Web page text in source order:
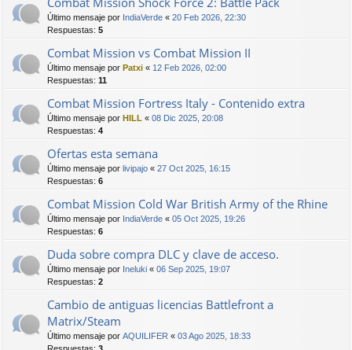
Último mensaje por IndiaVerde « 20 Feb 2026, 22:30
Respuestas: 5
Combat Mission vs Combat Mission II
Último mensaje por Patxi « 12 Feb 2026, 02:00
Respuestas: 11
Combat Mission Fortress Italy - Contenido extra
Último mensaje por HILL « 08 Dic 2025, 20:08
Respuestas: 4
Ofertas esta semana
Último mensaje por livipajo « 27 Oct 2025, 16:15
Respuestas: 6
Combat Mission Cold War British Army of the Rhine
Último mensaje por IndiaVerde « 05 Oct 2025, 19:26
Respuestas: 6
Duda sobre compra DLC y clave de acceso.
Último mensaje por Ineluki « 06 Sep 2025, 19:07
Respuestas: 2
Cambio de antiguas licencias Battlefront a
Matrix/Steam
Último mensaje por AQUILIFER « 03 Ago 2025, 18:33